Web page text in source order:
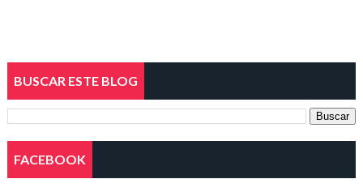
BUSCAR ESTE BLOG
FACEBOOK